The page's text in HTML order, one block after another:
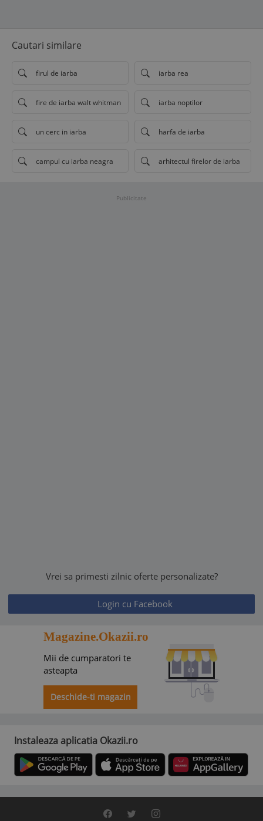
Cautari similare
firul de iarba iarba rea
fire de iarba walt whitman iarba noptilor
un cerc in iarba harfa de iarba
campul cu iarba neagra arhitectul firelor de iarba
Publicitate
Vrei sa primesti zilnic oferte personalizate?
Login cu Facebook
Magazine.Okazii.ro
Mii de cumparatori te
asteapta
Deschide-ti magazin
Instaleaza aplicatia Okazii.ro